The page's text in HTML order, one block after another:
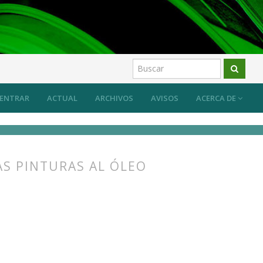
ACTUAL ARCHIVOS AVISOS ACERCA DE
ENTRAR
retos, nuevos planteamientos Artículos
PINTURAS AL ÓLEO